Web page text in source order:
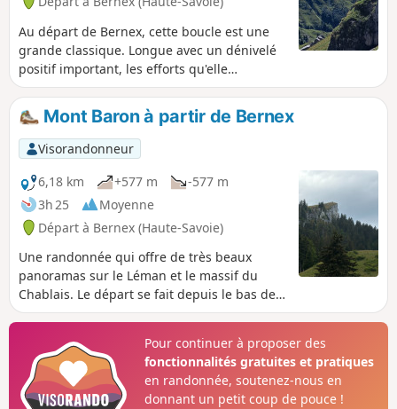
Au départ de Bernex, cette boucle est une
grande classique. Longue avec un dénivelé
positif important, les efforts qu'elle
demande sont agréablement compensés par
les panoramas éblouissants sur le massif du
Mont Blanc, les Dents du Midi ou l'Oberland
bernois. La rencontre de hardes de
bouquetins est fréquente à proximité du Col
de Pavis.
Mont Baron à partir de Bernex
Visorandonneur
6,18 km
+577 m
-577 m
3h 25
Moyenne
Départ à Bernex (Haute-Savoie)
Une randonnée qui offre de très beaux
panoramas sur le Léman et le massif du
Chablais. Le départ se fait depuis le bas de
la station de Bernex, ce qui constitue une
est fermée.
Pour continuer à proposer des
fonctionnalités gratuites et pratiques
en randonnée, soutenez-nous en
donnant un petit coup de pouce !